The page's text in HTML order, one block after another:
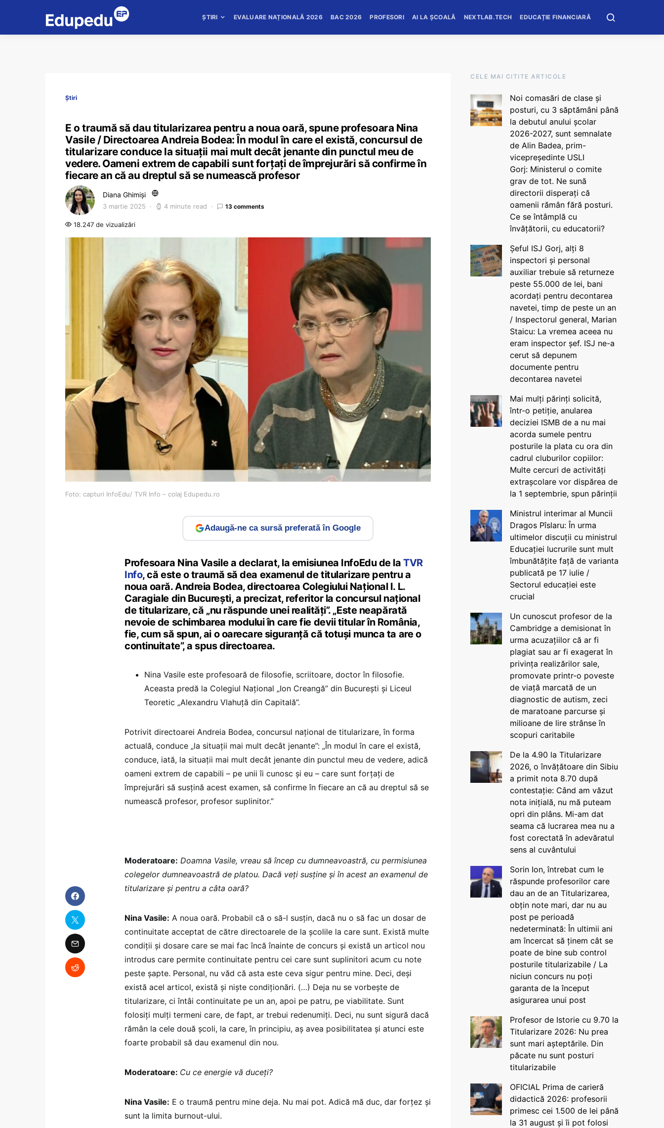
ȘTIRI EVALUARE NAȚIONALĂ 2026 BAC 2026 PROFESORI AI LA ȘCOALĂ NEXTLAB.TECH EDUCAȚIE FINANCIARĂ
Știri
E o traumă să dau titularizarea pentru a noua oară, spune profesoara Nina
Vasile / Directoarea Andreia Bodea: În modul în care el există, concursul de
titularizare conduce la situații mai mult decât jenante din punctul meu de
vedere. Oameni extrem de capabili sunt forțați de împrejurări să confirme în
fiecare an că au dreptul să se numească profesor
Diana Ghimiși
3 martie 2025 4 minute read 13 comments
18.247 de vizualizări
Foto: capturi InfoEdu/ TVR Info – colaj Edupedu.ro
Adaugă-ne ca sursă preferată în Google
Profesoara Nina Vasile a declarat, la emisiunea InfoEdu de laTVR
Info, că este o traumă să dea examenul de titularizare pentru a
noua oară. Andreia Bodea, directoarea Colegiului Național I. L.
Caragiale din București, a precizat, referitor la concursul național
de titularizare, că „nu răspunde unei realități”. „Este neapărată
nevoie de schimbarea modului în care fie devii titular în România,
fie, cum să spun, ai o oarecare siguranță că totuși munca ta are o
continuitate”, a spus directoarea.
Nina Vasile este profesoară de filosofie, scriitoare, doctor în filosofie.
Aceasta predă la Colegiul Național „Ion Creangă” din București și Liceul
Teoretic „Alexandru Vlahuță din Capitală”.
Potrivit directoarei Andreia Bodea, concursul național de titularizare, în forma
actuală, conduce „la situații mai mult decât jenante”: „În modul în care el există,
conduce, iată, la situații mai mult decât jenante din punctul meu de vedere, adică
oameni extrem de capabili – pe unii îi cunosc și eu – care sunt forțați de
împrejurări să susțină acest examen, să confirme în fiecare an că au dreptul să se
numească profesor, profesor suplinitor.”
Moderatoare: Doamna Vasile, vreau să încep cu dumneavoastră, cu permisiunea
colegelor dumneavoastră de platou. Dacă veți susține și în acest an examenul de
titularizare și pentru a câta oară?
Nina Vasile: A noua oară. Probabil că o să-l susțin, dacă nu o să fac un dosar de
continuitate acceptat de către directoarele de la școlile la care sunt. Există multe
condiții și dosare care se mai fac încă înainte de concurs și există un articol nou
introdus care permite continuitate pentru cei care sunt suplinitori acum cu note
peste șapte. Personal, nu văd că asta este ceva sigur pentru mine. Deci, deși
există acel articol, există și niște condiționări. (…) Deja nu se vorbește de
titularizare, ci întâi continuitate pe un an, apoi pe patru, pe viabilitate. Sunt
folosiți mulți termeni care, de fapt, ar trebui redenumiți. Deci, nu sunt sigură dacă
rămân la cele două școli, la care, în principiu, aș avea posibilitatea și atunci este
foarte probabil să dau examenul din nou.
Moderatoare: Cu ce energie vă duceți?
Nina Vasile: E o traumă pentru mine deja. Nu mai pot. Adică mă duc, dar forțez și
sunt la limita burnout-ului.
CELE MAI CITITE ARTICOLE
Noi comasări de clase și
posturi, cu 3 săptămâni până
la debutul anului școlar
2026-2027, sunt semnalate
de Alin Badea, prim-
vicepreședinte USLI
Gorj: Ministerul o comite
grav de tot. Ne sună
directorii disperați că
oamenii rămân fără posturi.
Ce se întâmplă cu
învățătorii, cu educatorii?
Șeful ISJ Gorj, alți 8
inspectori și personal
auxiliar trebuie să returneze
peste 55.000 de lei, bani
acordați pentru decontarea
navetei, timp de peste un an
/ Inspectorul general, Marian
Staicu: La vremea aceea nu
eram inspector șef. ISJ ne-a
cerut să depunem
documente pentru
decontarea navetei
Mai mulți părinți solicită,
într-o petiție, anularea
deciziei ISMB de a nu mai
acorda sumele pentru
posturile la plata cu ora din
cadrul cluburilor copiilor:
Multe cercuri de activități
extrașcolare vor dispărea de
la 1 septembrie, spun părinții
Ministrul interimar al Muncii
Dragos Pîslaru: În urma
ultimelor discuții cu ministrul
Educației lucrurile sunt mult
îmbunătățite față de varianta
publicată pe 17 iulie /
Sectorul educației este
crucial
Un cunoscut profesor de la
Cambridge a demisionat în
urma acuzațiilor că ar fi
plagiat sau ar fi exagerat în
privința realizărilor sale,
promovate printr-o poveste
de viață marcată de un
diagnostic de autism, zeci
de maratoane parcurse și
milioane de lire strânse în
scopuri caritabile
De la 4.90 la Titularizare
2026, o învățătoare din Sibiu
a primit nota 8.70 după
contestație: Când am văzut
nota inițială, nu mă puteam
opri din plâns. Mi-am dat
seama că lucrarea mea nu a
fost corectată în adevăratul
sens al cuvântului
Sorin Ion, întrebat cum le
răspunde profesorilor care
dau an de an Titularizarea,
obțin note mari, dar nu au
post pe perioadă
nedeterminată: În ultimii ani
am încercat să ținem cât se
poate de bine sub control
posturile titularizabile / La
niciun concurs nu poți
garanta de la început
asigurarea unui post
Profesor de Istorie cu 9.70 la
Titularizare 2026: Nu prea
sunt mari așteptările. Din
păcate nu sunt posturi
titularizabile
OFICIAL Prima de carieră
didactică 2026: profesorii
primesc cei 1.500 de lei până
la 31 august și îi pot folosi